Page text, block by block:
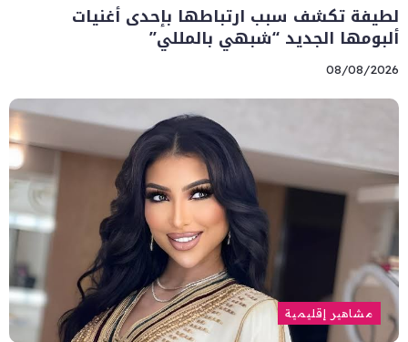
لطيفة تكشف سبب ارتباطها بإحدى أغنيات
ألبومها الجديد “شبهي بالمللي”
08/08/2026
مشاهير إقليمية